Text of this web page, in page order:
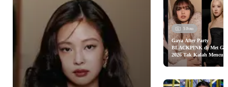
5 Foto
Gaya After Party
BLACKPINK di Met
2026 Tak Kalah Mencuri
Perhatian